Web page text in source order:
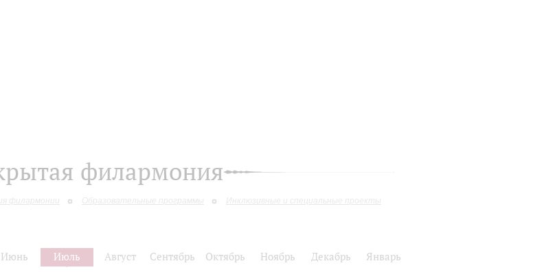
филармония
филармонии Образовательные программы Инклюзивные и специальные проекты
Июнь Июль Август Сентябрь Октябрь Ноябрь Декабрь Январь